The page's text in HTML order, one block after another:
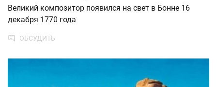
Великий композитор появился на свет в Бонне 16
декабря 1770 года
ОБСУДИТЬ